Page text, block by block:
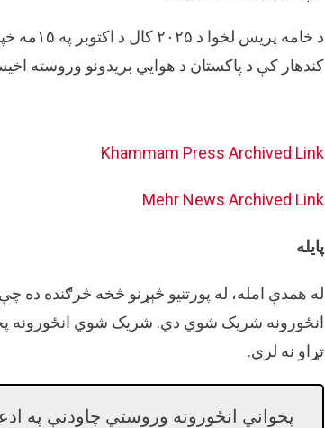
د خامه
کندهار کې د پاکستان د هوايي بریدونو وروسته
Khammam Press Archived Link
Mehr News Archived Link
پایله
له همدې امله، له پورتنیو څېړنو څخه څرګنده
انځورونه شریک شوي دي. شريک شوي انځورونه
تړاو نه لري.
پخواني انځورونه وروستي چاودنې په